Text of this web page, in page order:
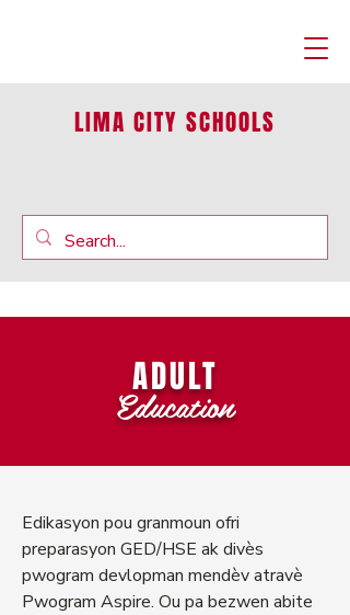
LIMA CITY SCHOOLS
ADULT
Education
Edikasyon pou granmoun ofri
preparasyon GED/HSE ak divès
pwogram devlopman mendèv atravè
Pwogram Aspire. Ou pa bezwen abite